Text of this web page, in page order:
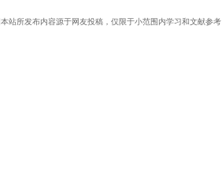
本站所发布内容源于网友投稿，仅限于小范围内学习和文献参